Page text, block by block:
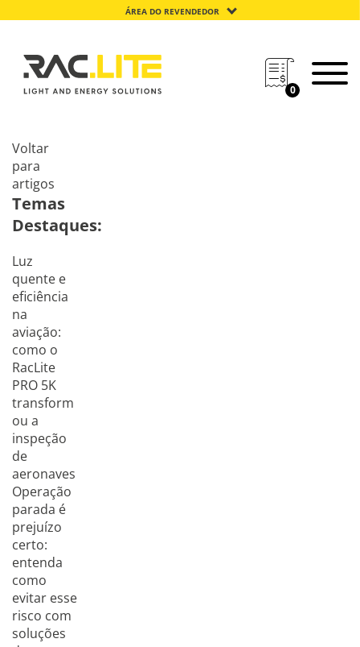
ÁREA DO REVENDEDOR
0
Voltar
para
artigos
Temas
Destaques:
Luz
quente e
eficiência
na
aviação:
como o
RacLite
PRO 5K
transform
ou a
inspeção
de
aeronaves
Operação
parada é
prejuízo
certo:
entenda
como
evitar esse
risco com
soluções